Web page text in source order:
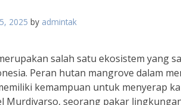
2025 by admintak
salah satu ekosistem yang
Peran hutan mangrove dalam
kemampuan untuk menyerap
Murdiyarso, seorang pakar